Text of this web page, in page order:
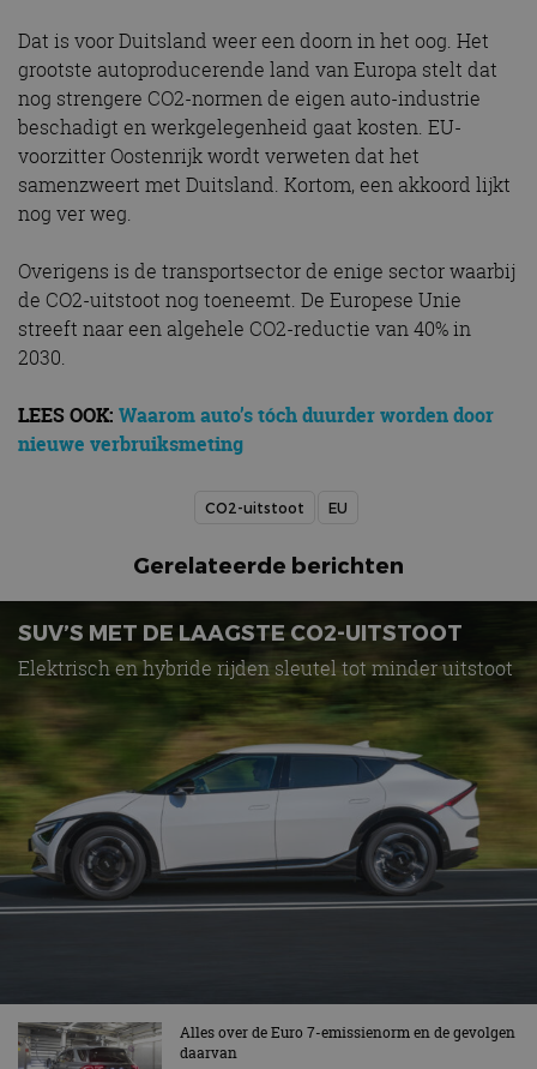
Dat is voor Duitsland weer een doorn in het oog. Het
grootste autoproducerende land van Europa stelt dat
nog strengere CO2-normen de eigen auto-industrie
beschadigt en werkgelegenheid gaat kosten. EU-
voorzitter Oostenrijk wordt verweten dat het
samenzweert met Duitsland. Kortom, een akkoord lijkt
nog ver weg.
Overigens is de transportsector de enige sector waarbij
de CO2-uitstoot nog toeneemt. De Europese Unie
streeft naar een algehele CO2-reductie van 40% in
2030.
LEES OOK: Waarom auto’s tóch duurder worden door
nieuwe verbruiksmeting
CO2-uitstoot EU
Gerelateerde berichten
SUV’S MET DE LAAGSTE CO2-UITSTOOT
Elektrisch en hybride rijden sleutel tot minder uitstoot
Alles over de Euro 7-emissienorm en de gevolgen
daarvan